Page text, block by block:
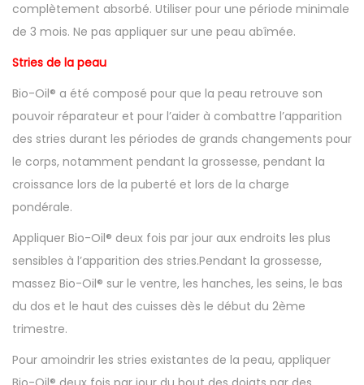
complètement absorbé. Utiliser pour une période minimale
de 3 mois. Ne pas appliquer sur une peau abîmée.
Stries de la peau
Bio-Oil® a été composé pour que la peau retrouve son
pouvoir réparateur et pour l’aider à combattre l’apparition
des stries durant les périodes de grands changements pour
le corps, notamment pendant la grossesse, pendant la
croissance lors de la puberté et lors de la charge
pondérale.
Appliquer Bio-Oil® deux fois par jour aux endroits les plus
sensibles à l’apparition des stries.Pendant la grossesse,
massez Bio-Oil® sur le ventre, les hanches, les seins, le bas
du dos et le haut des cuisses dès le début du 2ème
trimestre.
Pour amoindrir les stries existantes de la peau, appliquer